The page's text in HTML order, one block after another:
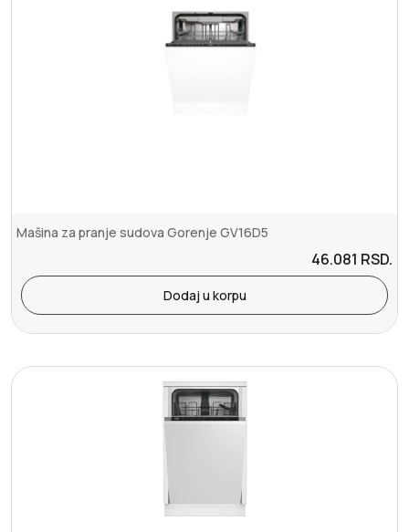
Mašina za pranje sudova Gorenje GV16D5
46.081 RSD.
Dodaj u korpu